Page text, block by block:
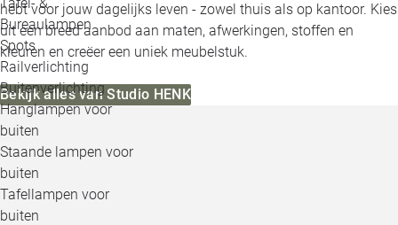
Bureaulampen
Spots
Railverlichting
Buitenverlichting
Hanglampen voor
buiten
Staande lampen voor
buiten
Tafellampen voor
buiten
hebt voor jouw dagelijks leven - zowel thuis als op kantoor. Kies
uit een breed aanbod aan maten, afwerkingen, stoffen en
kleuren en creëer een uniek meubelstuk.
Bekijk alles van Studio HENK